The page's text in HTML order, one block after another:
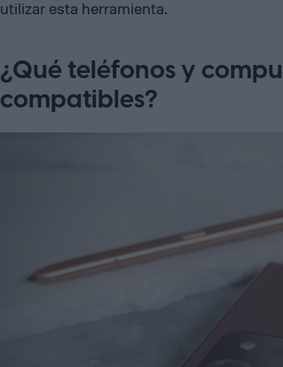
utilizar esta herramienta.
¿Qué teléfonos y
compatibles?